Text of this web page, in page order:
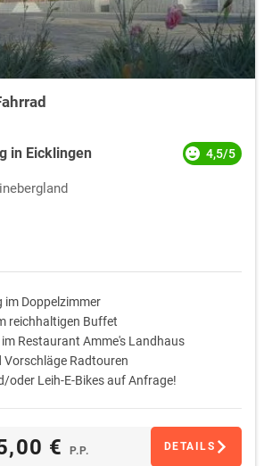
in Eicklingen 4,5/5
im Doppelzimmer
reichhaltigen Buffet
Restaurant Amme's Landhaus
Radtouren
oder Leih-E-Bikes auf Anfrage!
€ P.P. DETAILS